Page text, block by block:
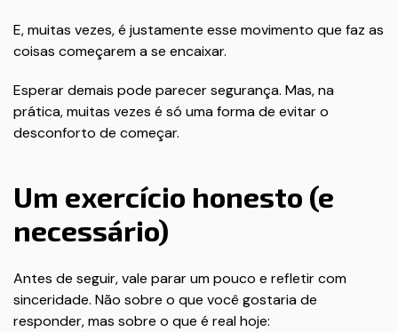
E, muitas vezes, é justamente esse movimento que faz as
coisas começarem a se encaixar.
Esperar demais pode parecer segurança. Mas, na
prática, muitas vezes é só uma forma de evitar o
desconforto de começar.
Um exercício honesto (e
necessário)
Antes de seguir, vale parar um pouco e refletir com
sinceridade. Não sobre o que você gostaria de
responder, mas sobre o que é real hoje: